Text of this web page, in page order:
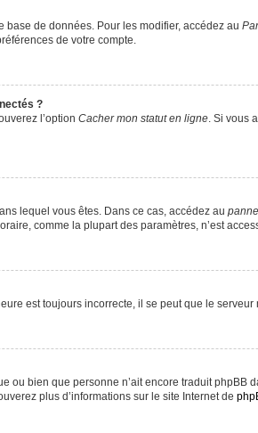
base de données. Pour les modifier, accédez au
de votre compte.
?
l’option Cacher mon statut en ligne. Si vous
lequel vous êtes. Dans ce cas, accédez au
comme la plupart des paramètres, n’est
est toujours incorrecte, il se peut que le
ou bien que personne n’ait encore traduit
plus d’informations sur le site Internet de